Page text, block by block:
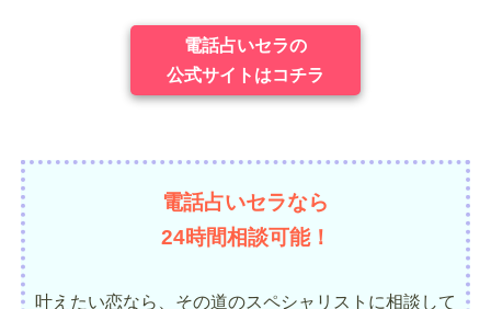
電話占いセラの
公式サイトはコチラ
電話占いセラなら
24時間相談可能！
叶えたい恋なら、その道のスペシャリストに相談して